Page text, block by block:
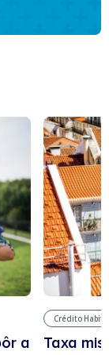
a
Crédito
Taxa